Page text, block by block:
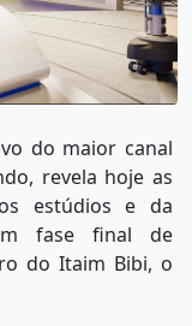
do maior canal
revela hoje as
estúdios e da
fase final de
do Itaim Bibi, o